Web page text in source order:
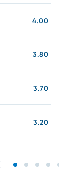
4.00
3.80
3.70
3.20